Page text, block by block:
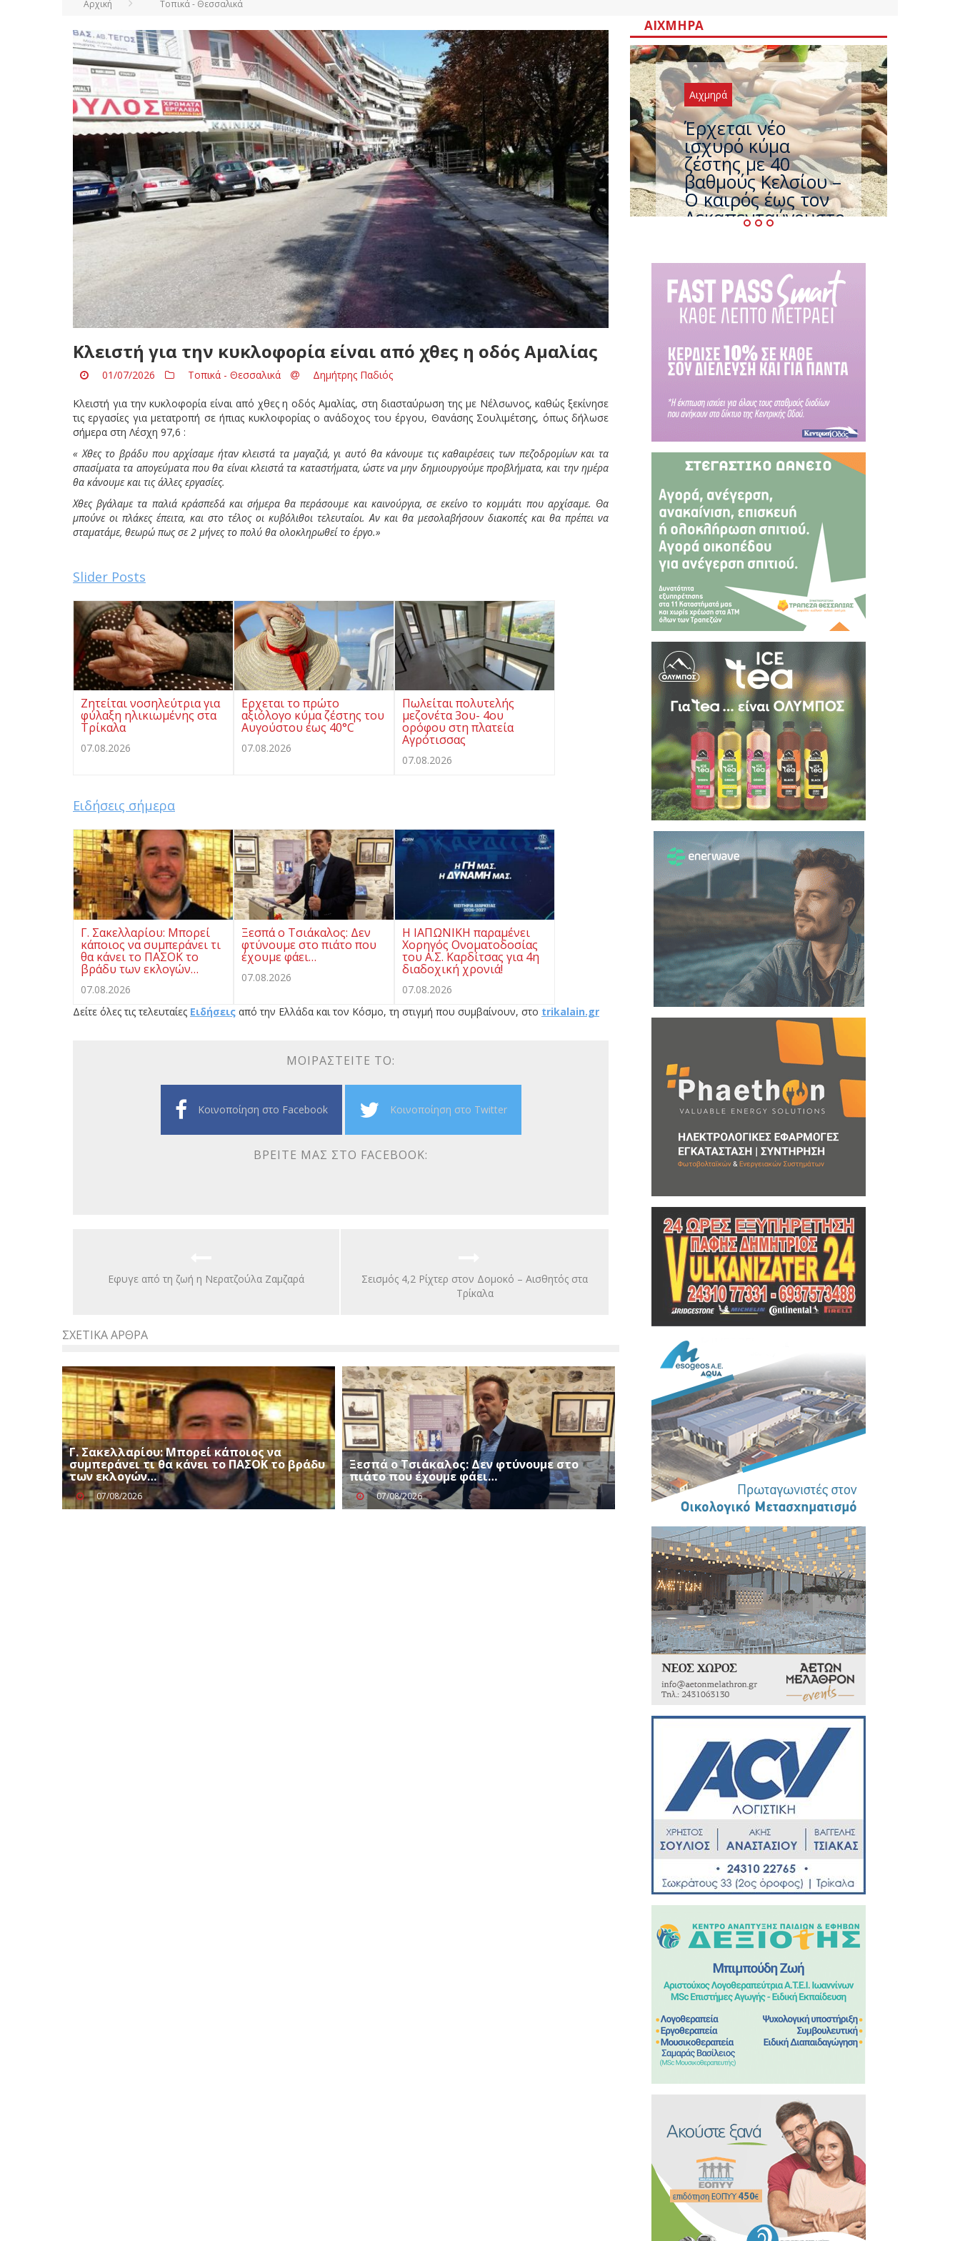
Αρχική Τοπικά - Θεσσαλικά
Κλειστή για την κυκλοφορία είναι από χθες η οδός Αμαλίας
01/07/2026 Τοπικά - Θεσσαλικά Δημήτρης Παδιός
Κλειστή για την κυκλοφορία είναι από χθες η οδός Αμαλίας, στη διασταύρωση της με Νέλσωνος, καθώς ξεκίνησε
τις εργασίες για μετατροπή σε ήπιας κυκλοφορίας ο ανάδοχος του έργου, Θανάσης Σουλιμέτσης, όπως δήλωσε
σήμερα στη Λέσχη 97,6 :
« Χθες το βράδυ που αρχίσαμε ήταν κλειστά τα μαγαζιά, γι αυτό θα κάνουμε τις καθαιρέσεις των πεζοδρομίων και τα
σπασίματα τα απογεύματα που θα είναι κλειστά τα καταστήματα, ώστε να μην δημιουργούμε προβλήματα, και την ημέρα
θα κάνουμε και τις άλλες εργασίες.
Χθες βγάλαμε τα παλιά κράσπεδά και σήμερα θα περάσουμε και καινούργια, σε εκείνο το κομμάτι που αρχίσαμε. Θα
μπούνε οι πλάκες έπειτα, και στο τέλος οι κυβόλιθοι τελευταίοι. Αν και θα μεσολαβήσουν διακοπές και θα πρέπει να
σταματάμε, θεωρώ πως σε 2 μήνες το πολύ θα ολοκληρωθεί το έργο.»
Slider Posts
Ζητείται νοσηλεύτρια για
φύλαξη ηλικιωμένης στα
Τρίκαλα
07.08.2026
Ερχεται το πρώτο
αξιόλογο κύμα ζέστης του
Αυγούστου έως 40°C
07.08.2026
Πωλείται πολυτελής
μεζονέτα 3ου- 4ου
ορόφου στη πλατεία
Αγρότισσας
07.08.2026
Ειδήσεις σήμερα
Γ. Σακελλαρίου: Μπορεί
κάποιος να συμπεράνει τι
θα κάνει το ΠΑΣΟΚ το
βράδυ των εκλογών…
07.08.2026
Ξεσπά ο Τσιάκαλος: Δεν
φτύνουμε στο πιάτο που
έχουμε φάει…
07.08.2026
Η ΙΑΠΩΝΙΚΗ παραμένει
Χορηγός Ονοματοδοσίας
του Α.Σ. Καρδίτσας για 4η
διαδοχική χρονιά!
07.08.2026
Δείτε όλες τις τελευταίες Ειδήσεις από την Ελλάδα και τον Κόσμο, τη στιγμή που συμβαίνουν, στο trikalain.gr
ΜΟΙΡΑΣΤΕΊΤΕ ΤΟ:
Κοινοποίηση στο Facebook Κοινοποίηση στο Twitter
ΒΡΕΊΤΕ ΜΑΣ ΣΤΟ FACEBOOK:
Eφυγε από τη ζωή η Νερατζούλα Ζαμζαρά
Σεισμός 4,2 Ρίχτερ στον Δομοκό – Αισθητός στα
Τρίκαλα
ΣΧΕΤΙΚΆ ΆΡΘΡΑ
Γ. Σακελλαρίου: Μπορεί κάποιος να
συμπεράνει τι θα κάνει το ΠΑΣΟΚ το βράδυ
των εκλογών…
07/08/2026
Ξεσπά ο Τσιάκαλος: Δεν φτύνουμε στο
πιάτο που έχουμε φάει…
07/08/2026
ΑΙΧΜΗΡΆ
Αιχμηρά
Άφαντος ο
Τσίπρας… την ώρα
που η χώρα
καίγεται